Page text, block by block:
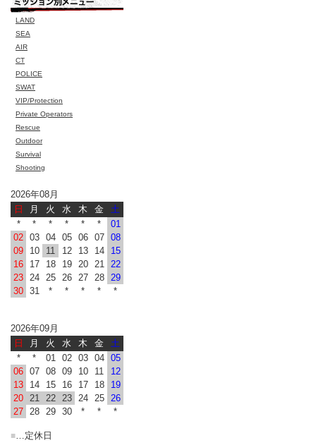
LAND
SEA
AIR
CT
POLICE
SWAT
VIP/Protection
Private Operators
Rescue
Outdoor
Survival
Shooting
2026年08月
日
月 火 水 木 金
土
*
* * * * *
01
02 03 04 05 06 07
08
09
10 11 12 13 14
15
16
17 18 19 20 21
22
23
24 25 26 27 28
29
30 31 * * * * *
2026年09月
日
月 火 水 木 金
土
*
* 01 02 03 04
05
06 07 08 09 10 11
12
13
14 15 16 17 18
19
20
21 22 23 24 25
26
27
28 29 30 * * *
■ …定休日